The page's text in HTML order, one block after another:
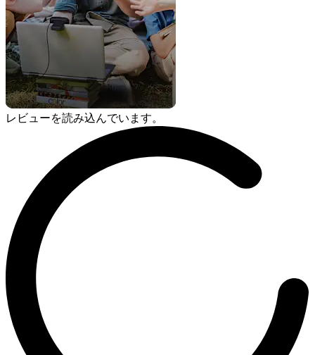
レビューを読み込んでいます。